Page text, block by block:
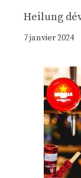
Heilung
7 janvier 2024